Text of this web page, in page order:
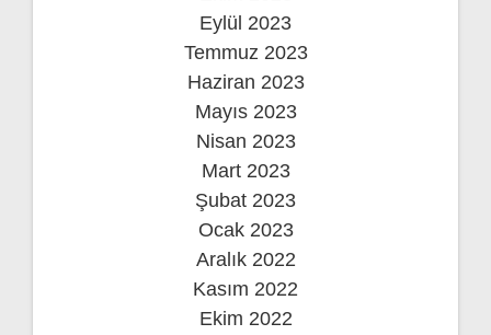
Eylül 2023
Temmuz 2023
Haziran 2023
Mayıs 2023
Nisan 2023
Mart 2023
Şubat 2023
Ocak 2023
Aralık 2022
Kasım 2022
Ekim 2022